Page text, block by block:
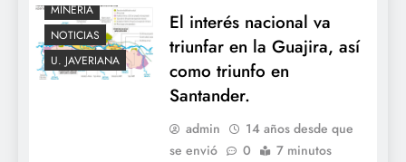
MINERIA
NOTICIAS
U. JAVERIANA
El interés nacional va
triunfar en la Guajira, así
como triunfo en
Santander.
admin
14 años desde que
se envió
0 7 minutos